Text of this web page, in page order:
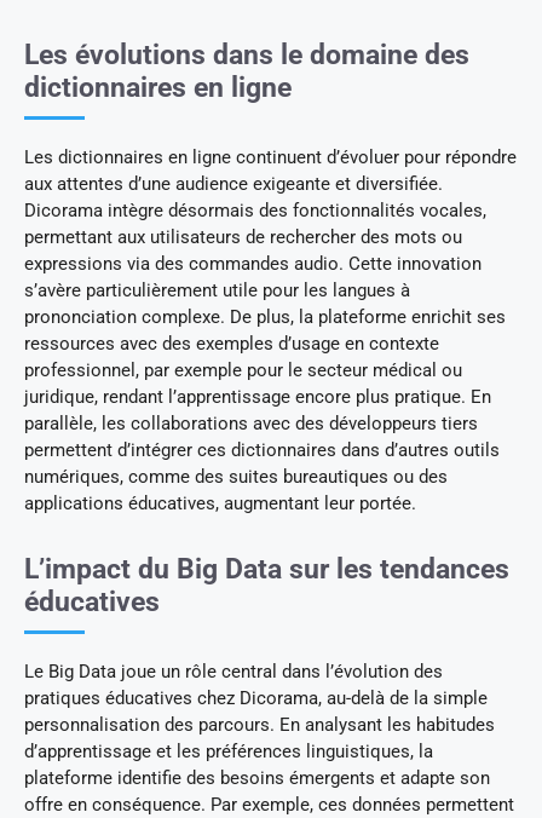
Les évolutions dans le domaine des
dictionnaires en ligne
Les dictionnaires en ligne continuent d’évoluer pour répondre
aux attentes d’une audience exigeante et diversifiée.
Dicorama intègre désormais des fonctionnalités vocales,
permettant aux utilisateurs de rechercher des mots ou
expressions via des commandes audio. Cette innovation
s’avère particulièrement utile pour les langues à
prononciation complexe. De plus, la plateforme enrichit ses
ressources avec des exemples d’usage en contexte
professionnel, par exemple pour le secteur médical ou
juridique, rendant l’apprentissage encore plus pratique. En
parallèle, les collaborations avec des développeurs tiers
permettent d’intégrer ces dictionnaires dans d’autres outils
numériques, comme des suites bureautiques ou des
applications éducatives, augmentant leur portée.
L’impact du Big Data sur les tendances
éducatives
Le Big Data joue un rôle central dans l’évolution des
pratiques éducatives chez Dicorama, au-delà de la simple
personnalisation des parcours. En analysant les habitudes
d’apprentissage et les préférences linguistiques, la
plateforme identifie des besoins émergents et adapte son
offre en conséquence. Par exemple, ces données permettent